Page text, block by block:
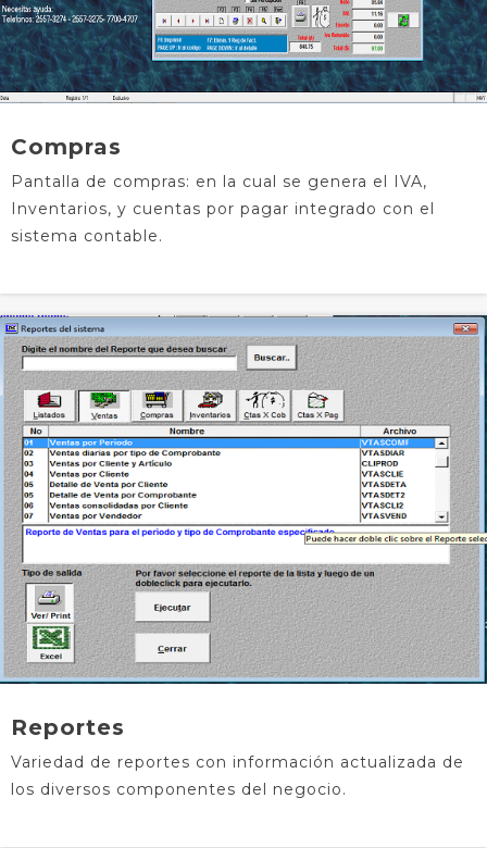
Compras
Pantalla de compras: en la cual se genera el IVA,
Inventarios, y cuentas por pagar integrado con el
sistema contable.
Reportes
Variedad de reportes con información actualizada de
los diversos componentes del negocio.